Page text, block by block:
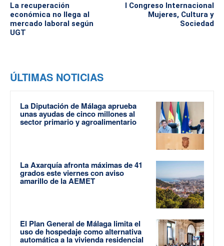
La recuperación
económica no llega al
mercado laboral según
UGT
I Congreso Internacional
Mujeres, Cultura y
Sociedad
ÚLTIMAS NOTICIAS
La Diputación de Málaga aprueba
unas ayudas de cinco millones al
sector primario y agroalimentario
La Axarquía afronta máximas de 41
grados este viernes con aviso
amarillo de la AEMET
El Plan General de Málaga limita el
uso de hospedaje como alternativa
automática a la vivienda residencial